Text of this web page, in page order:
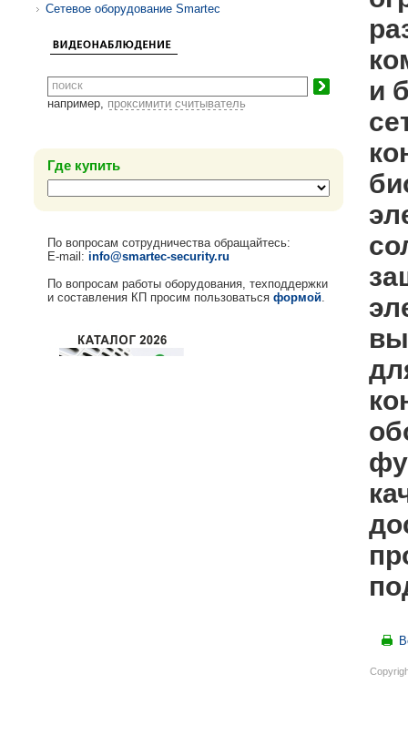
Сетевое оборудование Smartec
например, проксимити считыватель
Где купить
По вопросам сотрудничества обращайтесь:
E-mail: info@smartec-security.ru
По вопросам работы оборудования, техподдержки
и составления КП просим пользоваться формой
и